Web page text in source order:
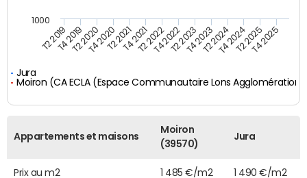
Jura
Moiron (CA ECLA (Espace Communautaire Lons Agglomération)
T2 2019T4 2019T2 2020T4 2020T2 2021T4 2021T2 2022T4 2022T2 2023T4 2023T2 2024T4 2024T2 2025T4 2025
1000
Appartements et maisons
Moiron
(39570)
Jura
Prix au m2 1 485 €/m2 1 490 €/m2